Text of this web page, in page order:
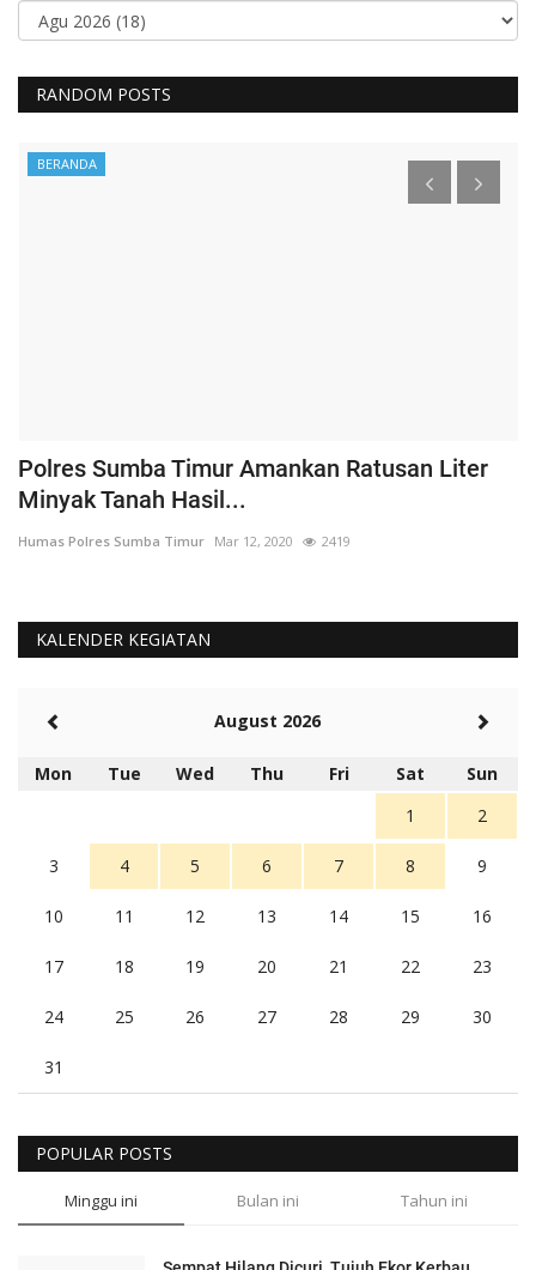
RANDOM POSTS
BERANDA
Polres Sumba Timur Amankan Ratusan Liter
Minyak Tanah Hasil...
Humas Polres Sumba Timur Mar 12, 2020 2419
KALENDER KEGIATAN
August 2026
Mon Tue Wed Thu Fri Sat
Sun
1
2
3 4 5 6 7 8 9
10 11 12 13 14 15 16
17 18 19 20 21 22 23
24 25 26 27 28 29 30
31
POPULAR POSTS
Minggu ini Bulan ini Tahun ini